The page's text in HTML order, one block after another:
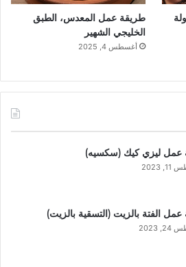
طريقة عمل المعدس، الطبق
الخليجي الشهير
أغسطس 4, 2025
عمل ليزي كيك (سكسيه)
2023
الفتة بالزيت (التسقية بالزيت)
2023